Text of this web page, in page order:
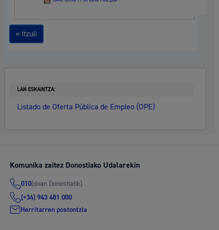
« Itzuli
LAN ESKAINTZA:
Listado de Oferta Pública de Empleo (OPE)
Komunika zaitez Donostiako Udalarekin
010(doan Donostiatik)
(+34) 943 481 000
Herritarren postontzia